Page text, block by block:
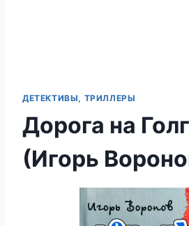
ДЕТЕКТИВЫ, ТРИЛЛЕРЫ
Дорога на
(Игорь